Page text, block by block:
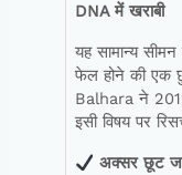
DNAमें खराबी
यह सामान्य
फेल होने की एक
Balhara ने
इसी विषय पर
अक्सर छूट